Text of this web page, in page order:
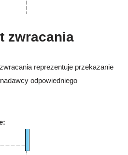
zwracania
reprezentuje przekazanie
odpowiedniego